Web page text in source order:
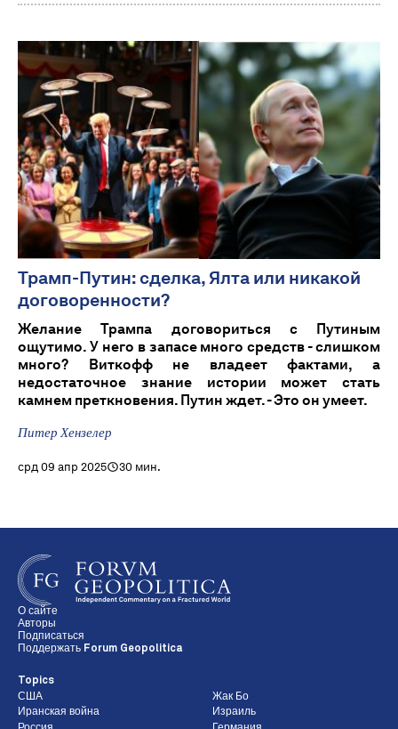
Трамп-Путин: сделка, Ялта или никакой
договоренности?
Желание Трампа договориться с Путиным
ощутимо. У него в запасе много средств - слишком
много? Виткофф не владеет фактами, а
недостаточное знание истории может стать
камнем преткновения. Путин ждет. - Это он умеет.
Питер Хензелер
срд 09 апр 2025 30 мин.
О сайте
Авторы
Подписаться
Поддержать Forum Geopolitica
Topics
США
Жак Бо
Иранская война
Израиль